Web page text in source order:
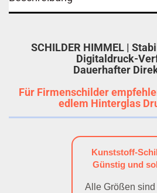
SCHILDER HIMMEL |
Digitaldruck-
Dauerhafter
Für Firmenschilder
edlem Hinterglas
Kunststoff-
Günstig und
Alle Größen sind